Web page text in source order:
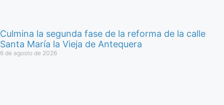
Culmina la segunda fase de la reforma de la calle
Santa María la Vieja de Antequera
6 de agosto de 2026